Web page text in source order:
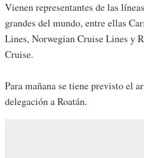
Vienen representantes de las
grandes del mundo, entre ellas
Lines, Norwegian Cruise Lines y
Cruise.
Para mañana se tiene previsto el
delegación a Roatán.